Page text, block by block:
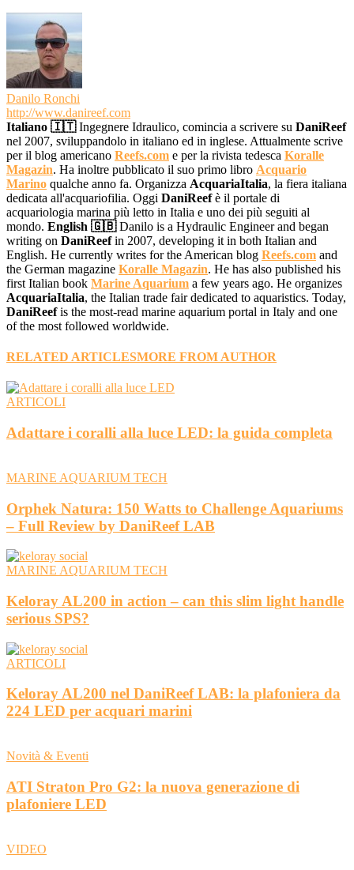
Danilo Ronchi
http://www.danireef.com
Italiano 🇮🇹Ingegnere Idraulico, comincia a scrivere su DaniReef
nel 2007, sviluppandolo in italiano ed in inglese. Attualmente scrive
per il blog americano Reefs.com e per la rivista tedesca Koralle
Magazin. Ha inoltre pubblicato il suo primo libro Acquario
Marino qualche anno fa. Organizza AcquariaItalia, la fiera italiana
dedicata all'acquariofilia. Oggi DaniReefè il portale di
acquariologia marina più letto in Italia e uno dei più seguiti al
mondo. English 🇬🇧Danilo is a Hydraulic Engineer and began
writing on DaniReefin 2007, developing it in both Italian and
English. He currently writes for the American blog Reefs.com and
the German magazine Koralle Magazin. He has also published his
first Italian book Marine Aquarium a few years ago. He organizes
AcquariaItalia, the Italian trade fair dedicated to aquaristics. Today,
DaniReefis the most-read marine aquarium portal in Italy and one
of the most followed worldwide.
RELATED ARTICLESMORE FROM AUTHOR
ARTICOLI
Adattare i coralli alla luce LED: la guida completa
MARINE AQUARIUM TECH
Orphek Natura: 150 Watts to Challenge Aquariums
– Full Review by DaniReef LAB
MARINE AQUARIUM TECH
Keloray AL200 in action – can this slim light handle
serious SPS?
ARTICOLI
Keloray AL200 nel DaniReef LAB: la plafoniera da
224 LED per acquari marini
Novità & Eventi
ATI Straton Pro G2: la nuova generazione di
plafoniere LED
VIDEO